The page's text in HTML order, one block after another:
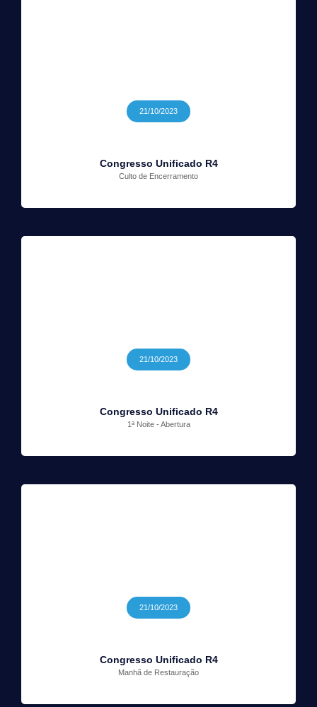
21/10/2023
Congresso Unificado R4
Culto de Encerramento
21/10/2023
Congresso Unificado R4
1ª Noite - Abertura
21/10/2023
Congresso Unificado R4
Manhã de Restauração